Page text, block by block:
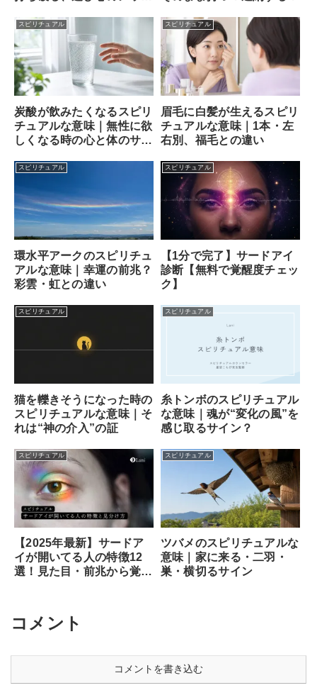
スピリチュアル
炭酸が飲みたくなるスピリ
チュアルな意味｜無性に欲
しくなる時の心と体のサイ
スピリチュアル
眉毛に白髪が生えるスピリ
チュアルな意味｜1本・左
右別、福毛との違い
スピリチュアル
環水平アークのスピリチュ
アルな意味｜幸運の前兆？
彩雲・虹との違い
スピリチュアル
【1分で完了】サードアイ
診断【無料で覚醒度チェッ
ク】
スピリチュアル
猫を轢きそうになった時の
スピリチュアルな意味｜そ
れは“神の介入”の証
スピリチュアル
糸トンボのスピリチュアル
な意味｜魂が“変化の風”を
感じ取るサイン？
スピリチュアル
【2025年最新】サードア
イが開いてる人の特徴12
選！見た目・前兆から覚醒
スピリチュアル
ツバメのスピリチュアルな
意味｜家に来る・二羽・
巣・横切るサイン
コメント
コメントを書き込む